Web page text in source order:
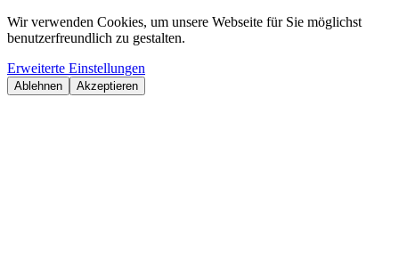
Wir verwenden Cookies, um unsere Webseite für Sie möglichst
benutzerfreundlich zu gestalten.
Erweiterte Einstellungen
Ablehnen Akzeptieren